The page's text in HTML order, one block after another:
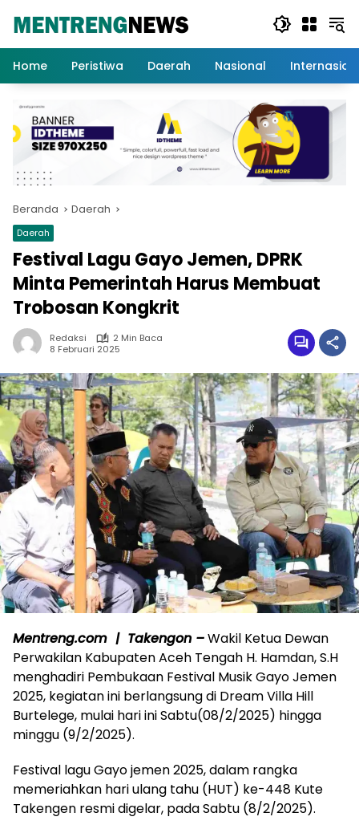
Home
Peristiwa Daerah Nasional
Beranda Daerah
Daerah
Festival Lagu Gayo Jemen, DPRK
Minta Pemerintah Harus Membuat
Trobosan Kongkrit
Redaksi
2 Min Baca
8 Februari 2025
Mentreng.com | Takengon –Wakil Ketua Dewan
Perwakilan Kabupaten Aceh Tengah H. Hamdan, S.H
menghadiri Pembukaan Festival Musik Gayo Jemen
2025, kegiatan ini berlangsung di Dream Villa Hill
Burtelege, mulai hari ini Sabtu(08/2/2025) hingga
minggu (9/2/2025).
Festival lagu Gayo jemen 2025, dalam rangka
memeriahkan hari ulang tahu (HUT) ke-448 Kute
Takengen resmi digelar, pada Sabtu (8/2/2025).